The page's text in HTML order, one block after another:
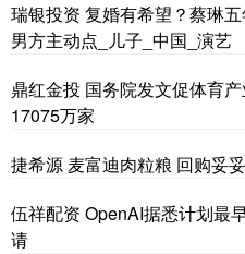
瑞银投资 复婚有希望？蔡琳
男方主动点_儿子_中国_演艺
鼎红金投 国务院发文促体育
17075万家
捷希源 麦富迪肉粒粮 回购妥
伍祥配资 OpenAI据悉计划最
请